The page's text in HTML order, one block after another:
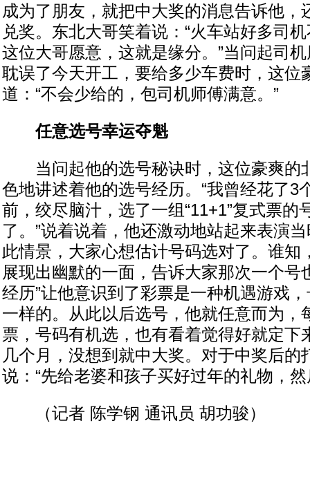
成为了朋友，就把中大奖的消息告诉他，
兑奖。东北大哥笑着说：“火车站好多司
这位大哥愿意，这就是缘分。”当问起司
耽误了今天开工，要给多少车费时，这位
道：“不会少给的，包司机师傅满意。”
任意选号幸运夺魁
当问起他的选号秘诀时，这位豪爽的
色地讲述着他的选号经历。“我曾经花了3
前，绞尽脑汁，选了一组“11+1”复式票的
了。”说着说着，他还激动地站起来表演
此情景，大家心想估计号码选对了。谁知
展现出幽默的一面，告诉大家那次一个号
经历”让他意识到了彩票是一种机遇游戏
一样的。从此以后选号，他就任意而为，
票，号码有机选，也有看着觉得好就定下
几个月，没想到就中大奖。对于中奖后的
说：“先给老婆和孩子买好过年的礼物，
（记者 陈学钢 通讯员 胡功骏）